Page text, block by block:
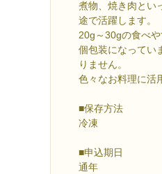
煮物、焼き肉とい
途で活躍します。
20g～30gの食べ
個包装になってい
りません。
色々なお料理に活
■保存方法
冷凍
■申込期日
通年